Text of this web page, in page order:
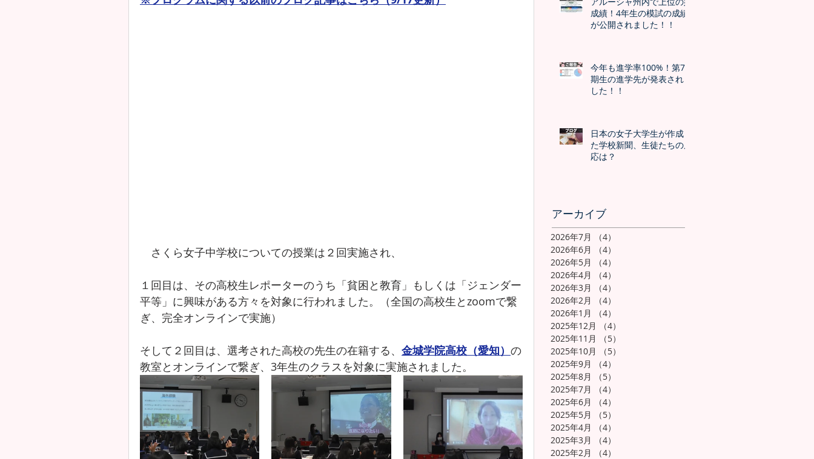
さくら女子中学校についての授業は２回実施され、
１回目は、その高校生レポーターのうち「貧困と教育」もしくは「ジェンダー
平等」に興味がある方々を対象に行われました。（全国の高校生とzoomで繋
ぎ、完全オンラインで実施）
そして２回目は、選考された高校の先生の在籍する、 金城学院高校（愛知） の
教室とオンラインで繋ぎ、3年生のクラスを対象に実施されました。
成績！4年生の模試の成績
が公開されました！！
今年も進学率100%！第7
期生の進学先が発表されま
した！！
日本の女子大学生が作成し
た学校新聞、生徒たちの反
応は？
アーカイブ
2026年7月 （4）
2026年6月
（4）
2026年5月
（4）
2026年4月
（4）
2026年3月
（4）
2026年2月
（4）
2026年1月
（4）
2025年12月
（4）
2025年11月
（5）
2025年10月
（5）
2025年9月
（4）
2025年8月
（5）
2025年7月
（4）
2025年6月
（4）
2025年5月
（5）
2025年4月
（4）
2025年3月
（4）
2025年2月
（4）